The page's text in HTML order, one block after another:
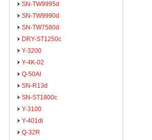
SN-TW9995d
SN-TW9990d
SN-TW7580d
DRY-ST1250c
Y-3200
Y-4K-02
Q-50AI
SN-R13d
SN-ST1800c
Y-3100
Y-401di
Q-32R